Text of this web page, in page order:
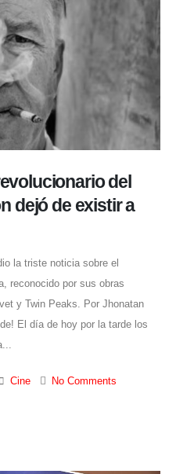
del
dejó de existir a
la triste noticia sobre el
reconocido por sus obras
y Twin Peaks. Por Jhonatan
El día de hoy por la tarde los
Cine No Comments